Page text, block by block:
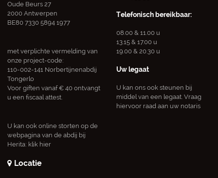
Oude Beurs 27
2000 Antwerpen
BE80 7330 5894 1977
met verplichte vermelding van
onze project-code:
110-002-141 Norbertijnenabdij
Tongerlo
Voor giften vanaf € 40 ontvangt
u een fiscaal attest.
U kan ook online storten op de
webpagina van de abdij bij
Herita: klik hier
Telefonisch bereikbaar:
08.00 & 11.00 u
13.15 & 17.00 u
19.00 & 20.30 u
Uw legaat
U kan ons ook steunen bij
middel van een legaat. Vraag
hiervoor raad aan uw notaris
Locatie